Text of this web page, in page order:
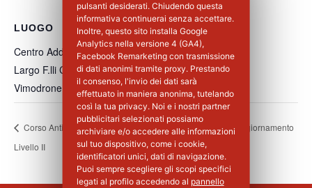
LUOGO
Centro Addestramento Vimodrone
Largo F.lli Cervi, 8
Vimodrone
MI 20900 Italia + Google Maps
Corso Antincendio Aggiornamento
Livello II
Corso Antincendio Aggiornamento
Livello III
pulsanti desiderati. Chiudendo questa
informativa continuerai senza accettare.
Inoltre, questo sito installa Google
Analytics nella versione 4 (GA4),
Facebook Remarketing con trasmissione
di dati anonimi tramite proxy. Prestando
il consenso, l'invio dei dati sarà
effettuato in maniera anonima, tutelando
così la tua privacy. Noi e i nostri partner
pubblicitari selezionati possiamo
archiviare e/o accedere alle informazioni
sul tuo dispositivo, come i cookie,
identificatori unici, dati di navigazione.
Puoi sempre scegliere gli scopi specifici
legati al profilo accedendo al pannello